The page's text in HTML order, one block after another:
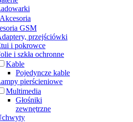
GSM
przejściówki
i pokrowce
i szkła ochronne
Kable
Pojedyncze kable
pierścieniowe
Multimedia
Głośniki
zewnętrzne